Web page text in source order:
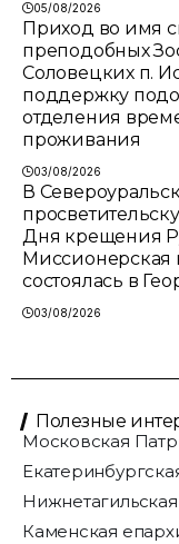
05/08/2026
Приход во имя
преподобных
Соловецких п.
поддержку
отделения
проживания
03/08/2026
В
Дня крещения
Миссионерская
состоялась в
03/08/2026
Полезные
Московская
Каменская